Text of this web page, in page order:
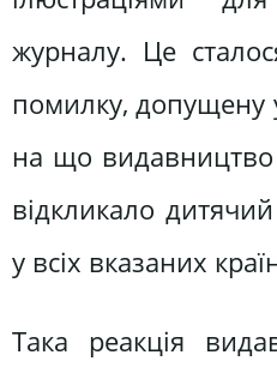
журналу. Це
помилку, допущену
на що
відкликало
у всіх вказаних
Така реакція